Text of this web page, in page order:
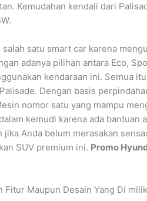
Kemudahan kendali dari
satu smart car karena
adanya pilihan antara Eco,
kendaraan ini. Semua
Dengan basis
nomor satu yang mampu
kemudi karena ada bantuan
jika Anda belum merasakan
SUV premium ini. Promo
Fitur Maupun Desain Yang Di